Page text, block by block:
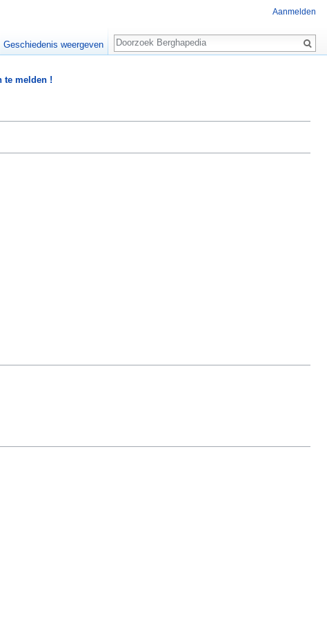
te melden !
Aanmelden
Geschiedenis weergeven
Zoeken